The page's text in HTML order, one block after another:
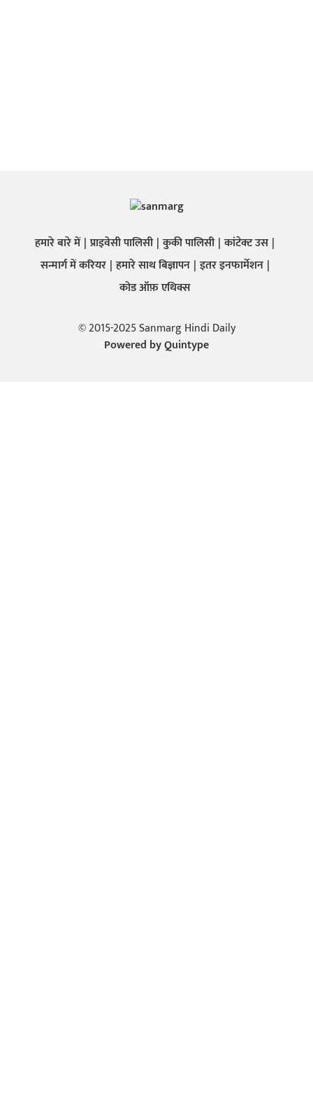
हमारे बारे में प्राइवेसी पालिसी कुकी पालिसी कांटेक्ट उस
सन्मार्ग में करियर हमारे साथ बिज्ञापन इतर इनफार्मेशन
कोड ऑफ़ एथिक्स
© 2015-2025 Sanmarg Hindi Daily
Powered byQuintype